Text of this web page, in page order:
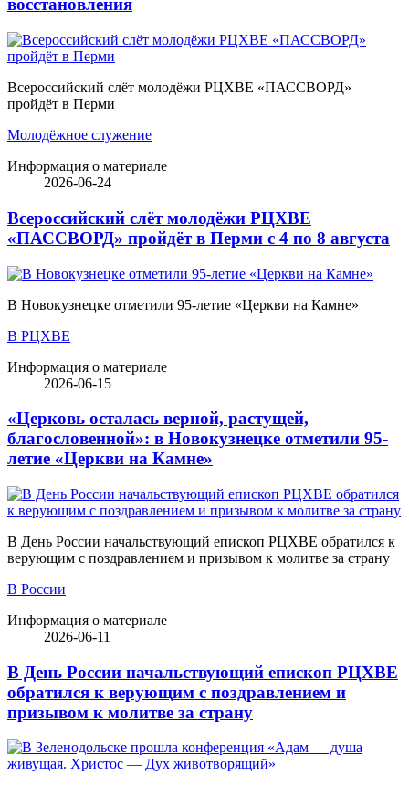
восстановления
Всероссийский слёт молодёжи РЦХВЕ «ПАССВОРД»
пройдёт в Перми
Молодёжное служение
Информация о материале
2026-06-24
Всероссийский слёт молодёжи РЦХВЕ
«ПАССВОРД» пройдёт в Перми с 4 по 8 августа
В Новокузнецке отметили 95-летие «Церкви на Камне»
В РЦХВЕ
Информация о материале
2026-06-15
«Церковь осталась верной, растущей,
благословенной»: в Новокузнецке отметили 95-
летие «Церкви на Камне»
В День России начальствующий епископ РЦХВЕ обратился к
верующим с поздравлением и призывом к молитве за страну
В России
Информация о материале
2026-06-11
В День России начальствующий епископ РЦХВЕ
обратился к верующим с поздравлением и
призывом к молитве за страну